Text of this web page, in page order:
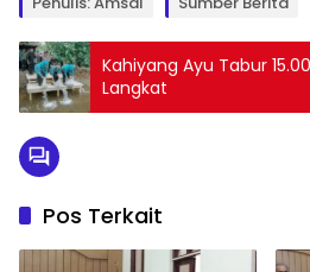
Kahiyang Ayu Tabur
Langkat
Pos Terkait